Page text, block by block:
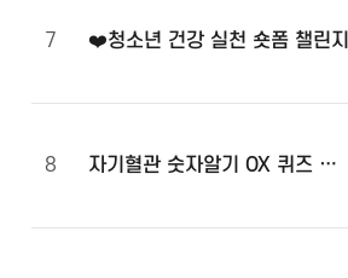
7 ❤️청소년 건강 실천 숏폼 챌린지
8 자기혈관 숫자알기 OX 퀴즈 당첨자 발표